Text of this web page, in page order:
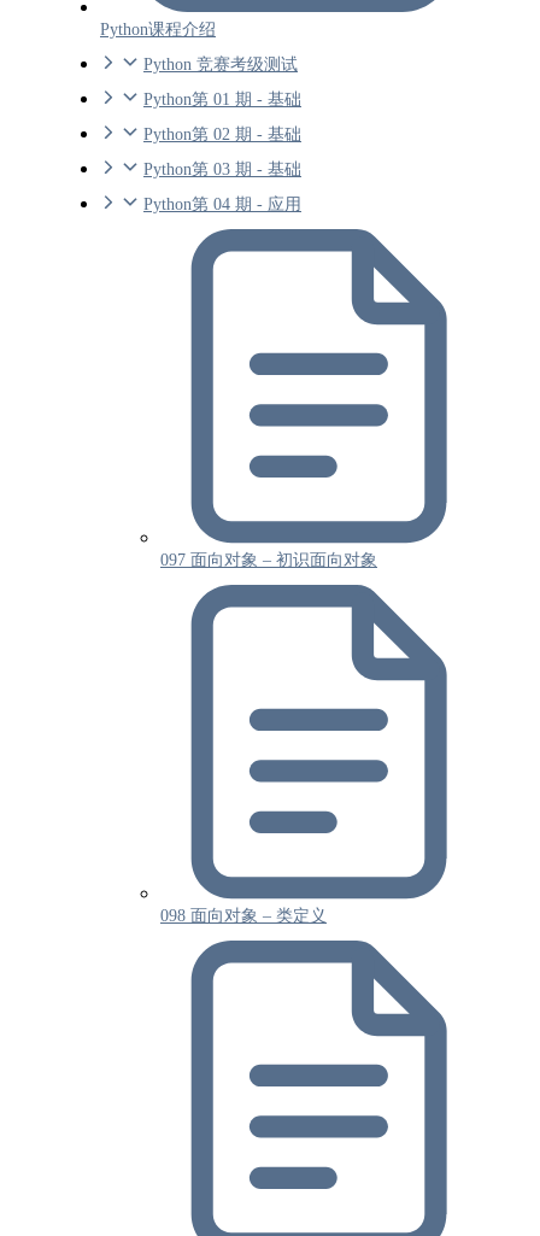
Python课程介绍
Python 竞赛考级测试
Python第 01 期 - 基础
Python第 02 期 - 基础
Python第 03 期 - 基础
Python第 04 期 - 应用
097 面向对象 – 初识面向对象
098 面向对象 – 类定义